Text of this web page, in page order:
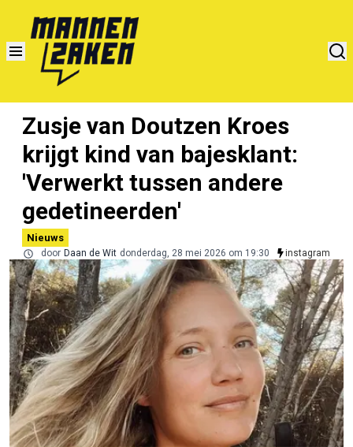
Zusje van Doutzen Kroes
krijgt kind van bajesklant:
'Verwerkt tussen andere
gedetineerden'
Nieuws
door Daan de Wit donderdag, 28 mei 2026 om 19:30 instagram